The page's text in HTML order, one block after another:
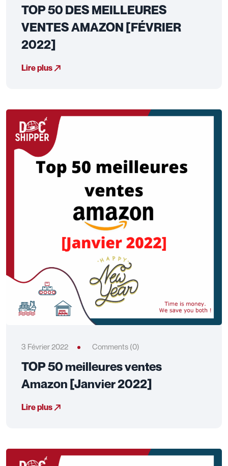
TOP 50 DES MEILLEURES
VENTES AMAZON [FÉVRIER
2022]
Lire plus
3 Février 2022 Comments (0)
TOP 50 meilleures ventes
Amazon [Janvier 2022]
Lire plus